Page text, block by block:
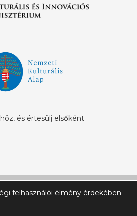
és értesülj elsőként
felhasználói élmény érdekében